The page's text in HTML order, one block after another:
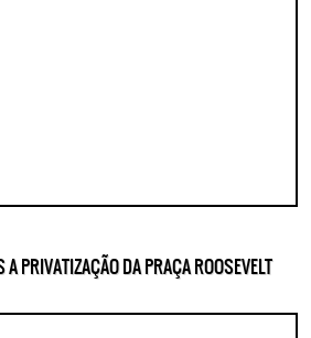
PRIVATIZAÇÃO DA PRAÇA ROOSEVELT